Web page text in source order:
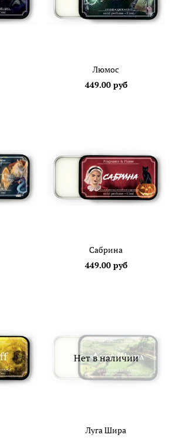
Люмос
449.00 руб
Сабрина
449.00 руб
Нет в наличии
Луга Шира